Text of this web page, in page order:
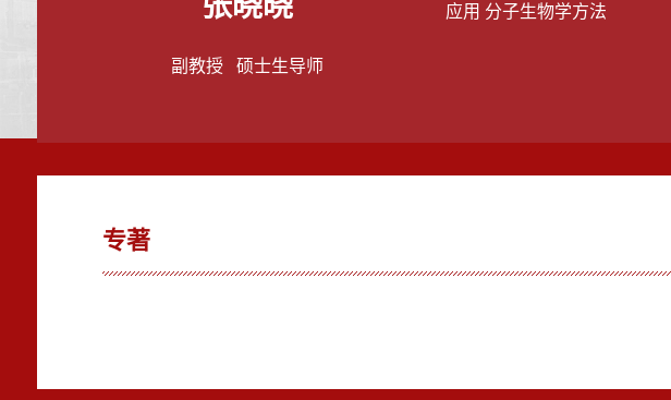
副教授 硕士生导师
应用 分子生物学方法
专著